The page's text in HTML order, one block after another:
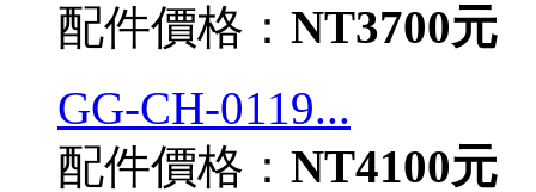
配件價格： NT3700元
GG-CH-0119...
配件價格： NT4100元